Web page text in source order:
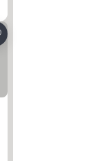
à mes favoris